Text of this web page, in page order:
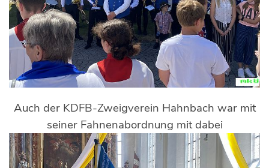
Auch der KDFB-Zweigverein Hahnbach war mit
seiner Fahnenabordnung mit dabei